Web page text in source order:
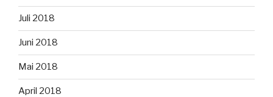
Juli 2018
Juni 2018
Mai 2018
April 2018